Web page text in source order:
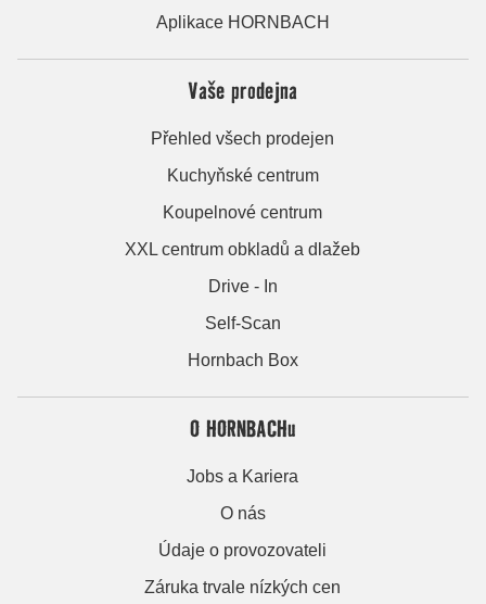
Aplikace HORNBACH
Vaše prodejna
Přehled všech prodejen
Kuchyňské centrum
Koupelnové centrum
XXL centrum obkladů a dlažeb
Drive - In
Self-Scan
Hornbach Box
O HORNBACHu
Jobs a Kariera
O nás
Údaje o provozovateli
Záruka trvale nízkých cen